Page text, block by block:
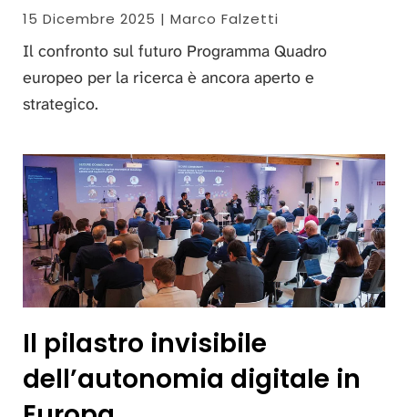
15 Dicembre 2025 | Marco Falzetti
Il confronto sul futuro Programma Quadro
europeo per la ricerca è ancora aperto e
strategico.
Il pilastro invisibile
dell’autonomia digitale in